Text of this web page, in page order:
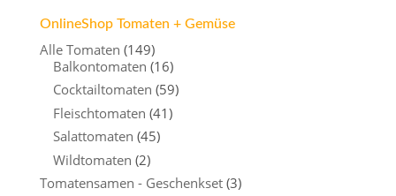
OnlineShop Tomaten + Gemüse
Alle Tomaten (149)
Balkontomaten (16)
Cocktailtomaten (59)
Fleischtomaten (41)
Salattomaten (45)
Wildtomaten (2)
Tomatensamen - Geschenkset (3)